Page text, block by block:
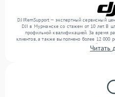
DJIRemSupport — экспертный сервисный
DJI в Мурманске со стажем от 10 лет. В
профильной квалификацией. За время
клиентов, а также выполнено более 12 000
поступает более 300 обращений,
сложности и обеспечиваем надежныйЧитать